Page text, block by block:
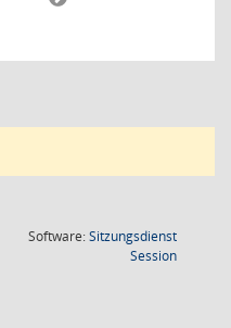
Software:Sitzungsdienst
Session(Wird in